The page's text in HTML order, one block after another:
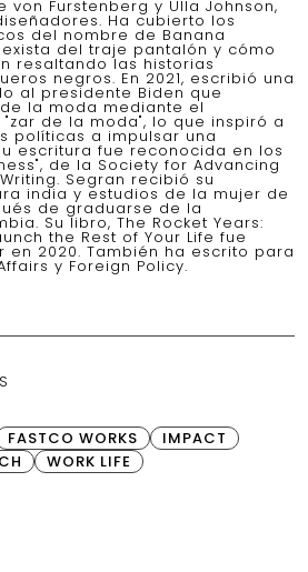
von Furstenberg y Ulla Johnson,
Ha cubierto los
del nombre de Banana
del traje pantalón y cómo
resaltando las historias
negros. En 2021, escribió una
al presidente Biden que
la moda mediante el
de la moda", lo que inspiró a
políticas a impulsar una
escritura fue reconocida en los
de la Society for Advancing
Segran recibió su
india y estudios de la mujer de
de graduarse de la
Su libro, The Rocket Years:
the Rest of Your Life fue
2020. También ha escrito para
y Foreign Policy.
FASTCO WORKS
IMPACT
WORK LIFE